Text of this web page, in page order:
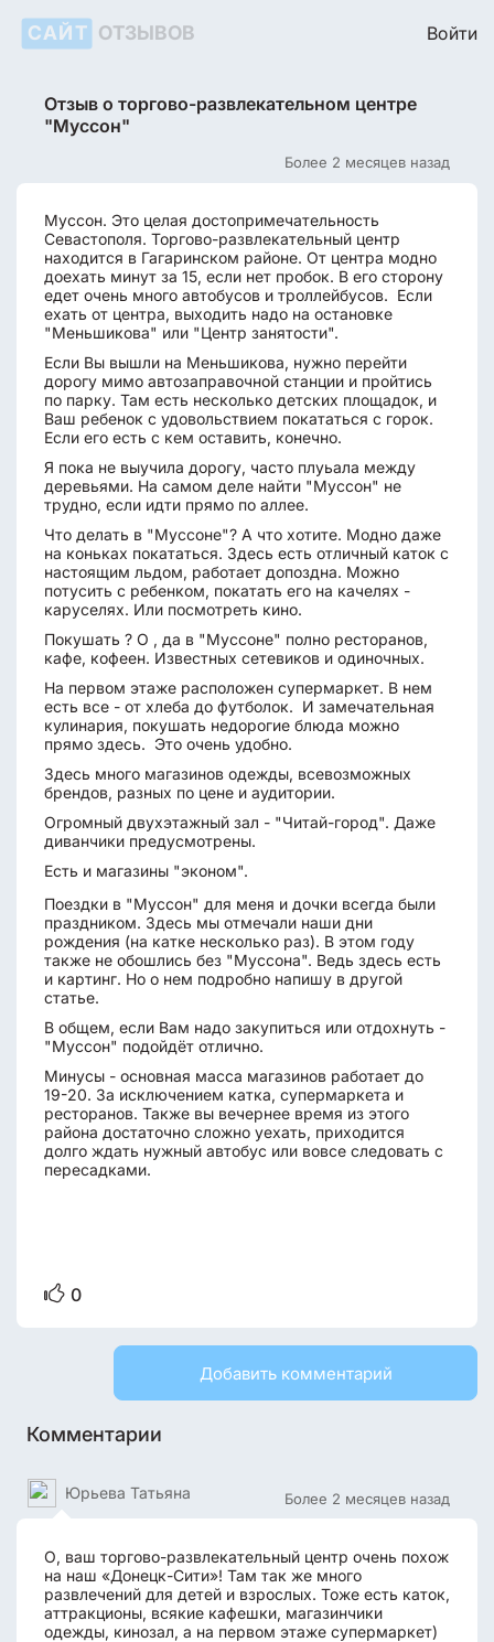
САЙТ ОТЗЫВОВ Войти
Отзыв о торгово-развлекательном центре
"Муссон"
Более 2 месяцев назад
Муссон. Это целая достопримечательность
Севастополя. Торгово-развлекательный центр
находится в Гагаринском районе. От центра модно
доехать минут за 15, если нет пробок. В его сторону
едет очень много автобусов и троллейбусов. Если
ехать от центра, выходить надо на остановке
"Меньшикова" или "Центр занятости".
Если Вы вышли на Меньшикова, нужно перейти
дорогу мимо автозаправочной станции и пройтись
по парку. Там есть несколько детских площадок, и
Ваш ребенок с удовольствием покататься с горок.
Если его есть с кем оставить, конечно.
Я пока не выучила дорогу, часто плуьала между
деревьями. На самом деле найти "Муссон" не
трудно, если идти прямо по аллее.
Что делать в "Муссоне"? А что хотите. Модно даже
на коньках покататься. Здесь есть отличный каток с
настоящим льдом, работает допоздна. Можно
потусить с ребенком, покатать его на качелях -
каруселях. Или посмотреть кино.
Покушать ? О , да в "Муссоне" полно ресторанов,
кафе, кофеен. Известных сетевиков и одиночных.
На первом этаже расположен супермаркет. В нем
есть все - от хлеба до футболок. И замечательная
кулинария, покушать недорогие блюда можно
прямо здесь. Это очень удобно.
Здесь много магазинов одежды, всевозможных
брендов, разных по цене и аудитории.
Огромный двухэтажный зал - "Читай-город". Даже
диванчики предусмотрены.
Есть и магазины "эконом".
Поездки в "Муссон" для меня и дочки всегда были
праздником. Здесь мы отмечали наши дни
рождения (на катке несколько раз). В этом году
также не обошлись без "Муссона". Ведь здесь есть
и картинг. Но о нем подробно напишу в другой
статье.
В общем, если Вам надо закупиться или отдохнуть -
"Муссон" подойдёт отлично.
Минусы - основная масса магазинов работает до
19-20. За исключением катка, супермаркета и
ресторанов. Также вы вечернее время из этого
района достаточно сложно уехать, приходится
долго ждать нужный автобус или вовсе следовать с
пересадками.
0
Добавить комментарий
Комментарии
Более 2 месяцев назад
Юрьева Татьяна
О, ваш торгово-развлекательный центр очень похож
на наш «Донецк-Сити»! Там так же много
развлечений для детей и взрослых. Тоже есть каток,
аттракционы, всякие кафешки, магазинчики
одежды, кинозал, а на первом этаже супермаркет)